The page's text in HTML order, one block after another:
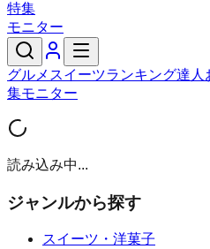
特集
モニター
グルメ スイーツランキング達人
集モニター
読み込み中...
ジャンルから探す
スイーツ・洋菓子